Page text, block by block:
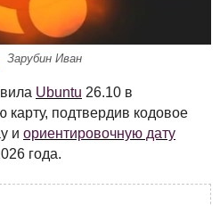
Зарубин Иван
Ubuntu 26.10 в
подтвердив кодовое
и ориентировочную дату
года.